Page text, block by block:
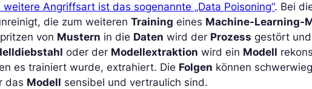
weitere Angriffsart ist das sogenannte „Data Poisoning“. Bei
die zum weiterenTraining eines Machine-Learning-
von Mustern in die Daten wird der Prozess gestört
oder der Modellextraktion wird ein Modell
es trainiert wurde, extrahiert. Die Folgen können
das Modell sensibel und vertraulich sind.